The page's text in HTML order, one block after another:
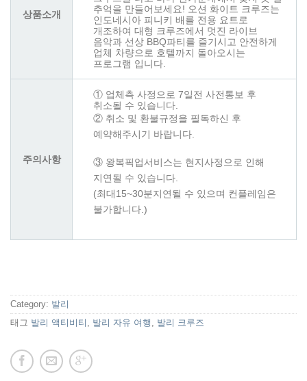
상품소개
추억을 만들어보세요! 오션 화이트 크루즈는
인도네시아 피니키 배를 전용 요트로
개조하여 대형 크루즈에서 멋진 라이브
음악과 선상 BBQ파티를 즐기시고 안전하게
업체 차량으로 호텔까지 돌아오시는
프로그램 입니다.
주의사항
① 업체측 사정으로 7일전 사전통보 후
취소될 수 있습니다.
② 취소 및 환불규정을 필독하신 후
예약해주시기 바랍니다.
③ 왕복픽업서비스는 현지사정으로 인해
지연될 수 있습니다.
(최대15~30분지연될 수 있으며 컨플레임은
불가합니다.)
Category: 발리
태그 발리 액티비티 , 발리 자유 여행 , 발리 크루즈